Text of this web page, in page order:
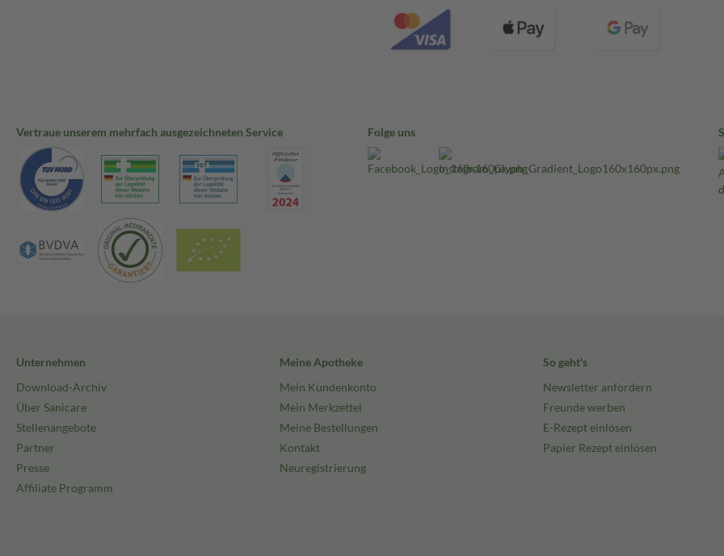
Vertraue unserem mehrfach ausgezeichneten Service Folge uns
Unternehmen
Download-Archiv
Über Sanicare
Stellenangebote
Partner
Presse
Affiliate Programm
Meine Apotheke
Mein Kundenkonto
Mein Merkzettel
Meine Bestellungen
Kontakt
Neuregistrierung
So geht's
Newsletter anfordern
Freunde werben
E-Rezept einlösen
Papier Rezept einlösen